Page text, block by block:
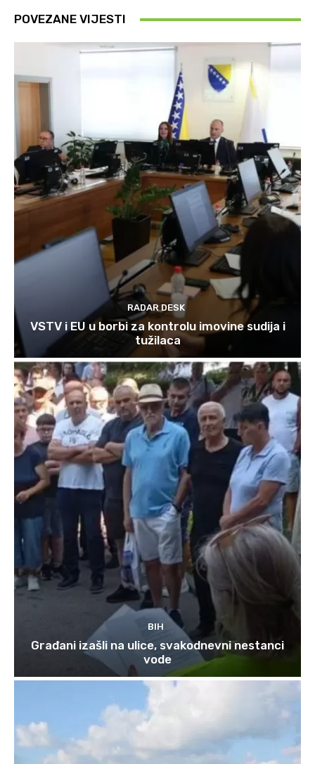
POVEZANE VIJESTI
RADAR DESK
VSTV i EU u borbi za kontrolu imovine sudija i
tužilaca
BIH
Građani izašli na ulice, svakodnevni nestanci
vode